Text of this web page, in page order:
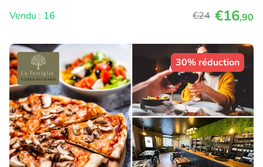
Vendu : 16
€24 €16,90
30% réduction